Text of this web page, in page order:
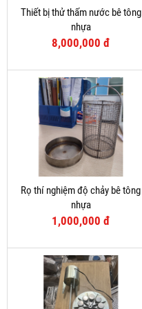
Thiết bị thử thấm nước bê tông
nhựa
8,000,000 đ
Rọ thí nghiệm độ chảy bê tông
nhựa
1,000,000 đ